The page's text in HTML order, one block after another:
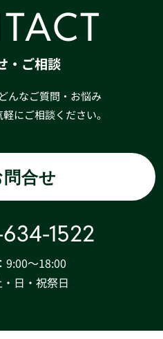
・ご相談
んなご質問・お悩み
にご相談ください。
合せ
1522
9:00〜18:00
日・祝祭日